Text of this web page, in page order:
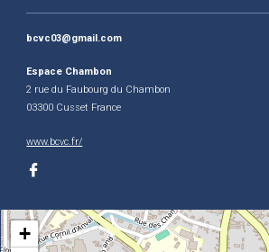
bcvc03@gmail.com
Espace Chambon
2 rue du Faubourg du Chambon
03300 Cusset France
www.bcvc.fr/
+